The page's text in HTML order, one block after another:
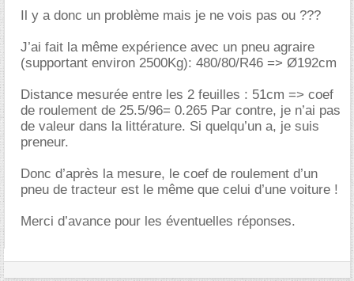
Il y a donc un problème mais je ne vois pas ou ???
J’ai fait la même expérience avec un pneu agraire
(supportant environ 2500Kg): 480/80/R46 => Ø192cm
Distance mesurée entre les 2 feuilles : 51cm => coef
de roulement de 25.5/96= 0.265 Par contre, je n’ai pas
de valeur dans la littérature. Si quelqu’un a, je suis
preneur.
Donc d’après la mesure, le coef de roulement d’un
pneu de tracteur est le même que celui d’une voiture !
Merci d’avance pour les éventuelles réponses.